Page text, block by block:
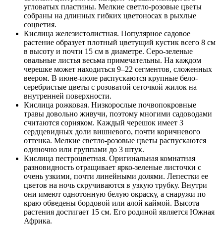
угловатых пластины. Мелкие светло-розовые цветы
собраны на длинных гибких цветоносах в рыхлые
соцветия.
Кислица железистолистная. Популярное садовое
растение образует плотный цветущий кустик всего 8 см
в высоту и почти 15 см в диаметре. Серо-зеленые
овальные листья весьма примечательны. На каждом
черешке может находиться 9–22 сегментов, сложенных
веером. В июне-июле распускаются крупные бело-
серебристые цветы с розоватой сеточкой жилок на
внутренней поверхности.
Кислица рожковая. Низкорослые почвопокровные
травы довольно живучи, поэтому многими садоводами
считаются сорняком. Каждый черешок имеет 3
сердцевидных доли вишневого, почти коричневого
оттенка. Мелкие светло-розовые цветы распускаются
одиночно или группами до 3 штук.
Кислица пестроцветная. Оригинальная комнатная
разновидность отращивает ярко-зеленые листочки с
очень узкими, почти линейными долями. Лепестки ее
цветов на ночь скручиваются в узкую трубку. Внутри
они имеют однотонную белую окраску, а снаружи по
краю обведены бордовой или алой каймой. Высота
растения достигает 15 см. Его родиной является Южная
Африка.